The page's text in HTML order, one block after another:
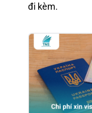
đi kèm.